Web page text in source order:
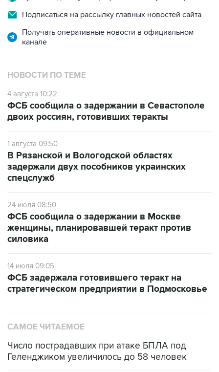
Получать оперативные новости в официальном
НОВОСТИ ПО ТЕМЕ
4 августа 10:22
двоих россиян, готовивших теракты
1 августа 09:50
задержали двух пособников украинских
спецслужб
24 июля 08:50
женщины, планировавшей теракт против
силовика
стратегическом предприятии в Подмосковье
Число пострадавших при атаке БПЛА под
Три человека погибли, двое ранены при атаке